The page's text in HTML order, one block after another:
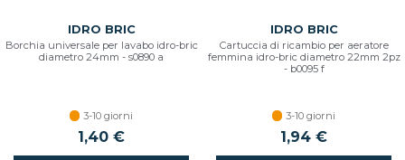
IDRO BRIC
Borchia universale per lavabo idro-bric
diametro 24mm - s0890 a
3-10 giorni
1,40 €
IDRO BRIC
Cartuccia di ricambio per aeratore
femmina idro-bric diametro 22mm 2pz
- b0095 f
3-10 giorni
1,94 €